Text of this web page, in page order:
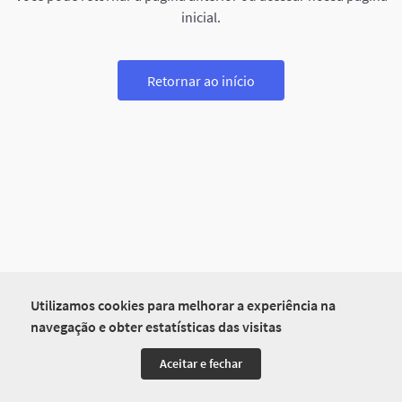
Utilizamos cookies para melhorar a experiência na
navegação e obter estatísticas das visitas
Aceitar e fechar
inicial.
Retornar ao início